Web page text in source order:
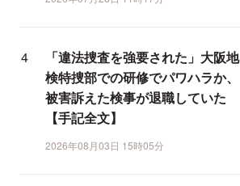
「違法捜査を強要された」大阪地
検特捜部での研修でパワハラか、
被害訴えた検事が退職していた
【手記全文】
2026年08月03日 15時05分